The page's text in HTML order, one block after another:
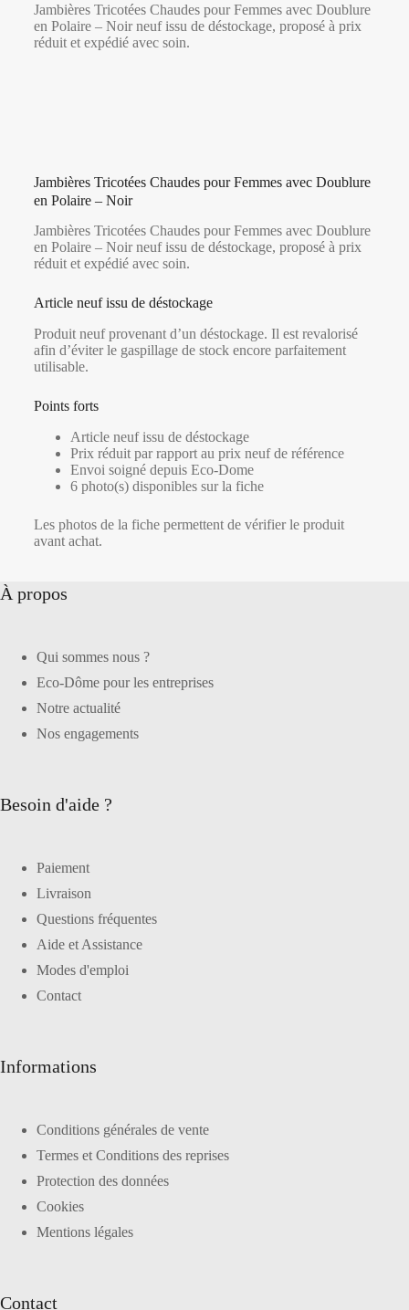
Jambières Tricotées Chaudes pour Femmes avec Doublure
en Polaire – Noir neuf issu de déstockage, proposé à prix
réduit et expédié avec soin.
Jambières Tricotées Chaudes pour Femmes avec Doublure
en Polaire – Noir
Jambières Tricotées Chaudes pour Femmes avec Doublure
en Polaire – Noir neuf issu de déstockage, proposé à prix
réduit et expédié avec soin.
Article neuf issu de déstockage
Produit neuf provenant d’un déstockage. Il est revalorisé
afin d’éviter le gaspillage de stock encore parfaitement
utilisable.
Points forts
Article neuf issu de déstockage
Prix réduit par rapport au prix neuf de référence
Envoi soigné depuis Eco-Dome
6 photo(s) disponibles sur la fiche
Les photos de la fiche permettent de vérifier le produit
avant achat.
À propos
Qui sommes nous ?
Eco-Dôme pour les entreprises
Notre actualité
Nos engagements
Besoin d'aide ?
Paiement
Livraison
Questions fréquentes
Aide et Assistance
Modes d'emploi
Contact
Informations
Conditions générales de vente
Termes et Conditions des reprises
Protection des données
Cookies
Mentions légales
Contact